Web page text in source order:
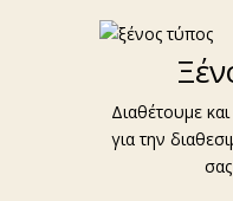
Διαθέτουμε
για την